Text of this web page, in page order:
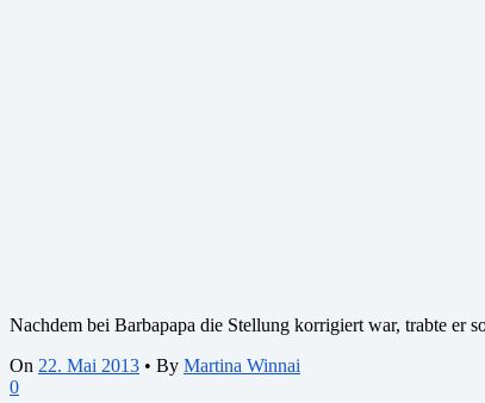
Nachdem bei Barbapapa die Stellung korrigiert war, trabte er
On 22. Mai 2013 • By Martina Winnai
0